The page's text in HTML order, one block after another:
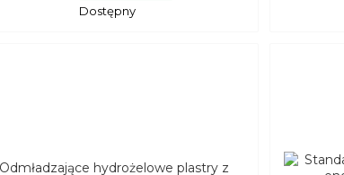
Dostępny